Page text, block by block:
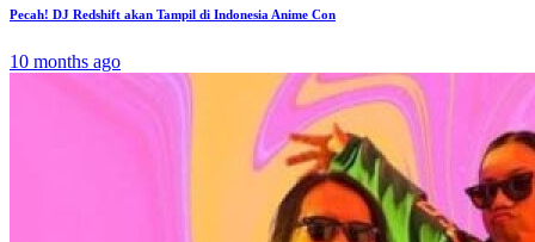
Pecah! DJ Redshift akan Tampil di Indonesia Anime Con
10 months ago